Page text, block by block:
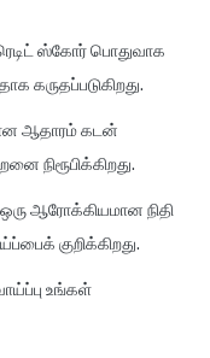
ஸ்கோர் பொதுவாக
கருதப்படுகிறது.
ஆதாரம் கடன்
நிரூபிக்கிறது.
ஆரோக்கியமான நிதி
குறிக்கிறது.
உங்கள்